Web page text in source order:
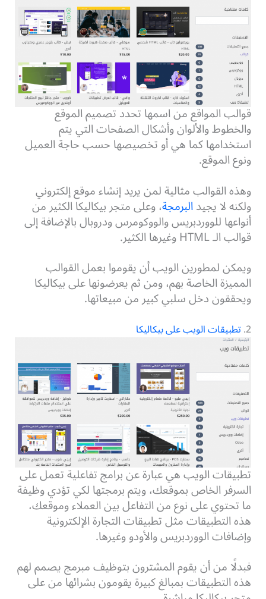
قوالب المواقع من اسمها تحدد تصميم الموقع
والخطوط والألوان وأشكال الصفحات التي يتم
استخدامها كما هي أو تخصيصها حسب حاجة العميل
ونوع الموقع.
وهذه القوالب مثالية لمن يريد إنشاء موقع إلكتروني
ولكنه لا يجيدالبرمجة، وعلى متجر بيكاليكا الكثير من
أنواعها للووردبريس والووكومرس ودروبال بالإضافة إلى
قوالب الـ HTML وغيرها الكثير.
ويمكن لمطورين الويب أن يقوموا بعمل القوالب
المميزة الخاصة بهم، ومن ثم يعرضونها على بيكاليكا
ويحققون دخل سلبي كبير من مبيعاتها.
2. تطبيقات الويب على بيكاليكا
تطبيقات الويب هي عبارة عن برامج تفاعلية تعمل على
السرفر الخاص بموقعك، ويتم برمجتها لكي تؤدي وظيفة
ما تحتوي على نوع من التفاعل بين العملاء وموقعك،
هذه التطبيقات مثل تطبيقات التجارة الإلكترونية
وإضافات الووردبريس والأودو وغيرها.
فبدلًا من أن يقوم المشترون بتوظيف مبرمج يصمم لهم
هذه التطبيقات بمبالغ كبيرة يقومون بشرائها من على